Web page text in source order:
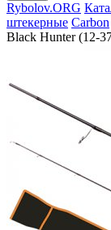
Rybolov.ORG
штекерные Carbon
Black Hunter (12-